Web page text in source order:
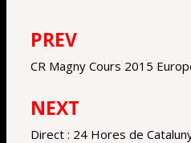
Navigation
de
l’article
PREV
CR Magny Cours 2015
NEXT
Direct : 24 Hores de